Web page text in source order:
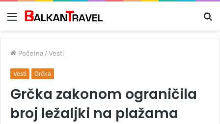
Meni
Početna / Vesti
Vesti Grčka
Grčka zakonom ograničila
broj ležaljki na plažama